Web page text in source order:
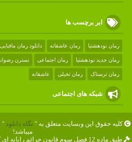
ابر برچسب ها
رمان نودهشتیا رمان عاشقانه دانلود رمان مافیایی
رمان جدید نودهشتیا رمان اجتماعی نسترن
رمان ترسناک رمان تخیلی عاشقانه
شبکه های اجتماعی
کلیه حقوق این وبسایت متعلق به " نگاه دانلود "
میباشد!
طبق ماده 12 فصل سوم قانون جرائم